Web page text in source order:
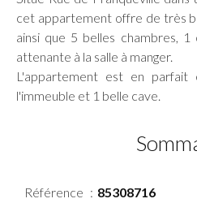
cet appartement offre de très
ainsi que 5 belles chambres, 1
attenante à la salle à manger.
L'appartement est en parfait
l'immeuble et 1 belle cave.
Référence 85308716